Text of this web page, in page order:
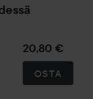
20,80 €
OSTA